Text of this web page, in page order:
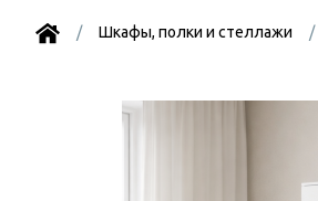
Шкафы, полки и стеллажи